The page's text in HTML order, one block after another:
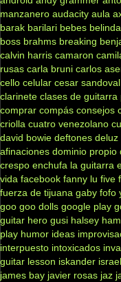
manzanero audacity aula
barak barilari bebes belinda
boss brahms breaking
calvin harris camaron
rusas carla bruni carlos
cello celular cesar sandoval
clarinete clases de guitarra
comprar compás consejos
criolla cuatro venezolano
david bowie deftones deluz
afinaciones dominio propio
crespo enchufa la guitarra
vida facebook fanny lu five
fuerza de tijuana gaby fofo
goo goo dolls google play
guitar hero gusi halsey
play humor ideas
interpuesto intoxicados
guitar lesson iskander
james bay javier rosas jaz